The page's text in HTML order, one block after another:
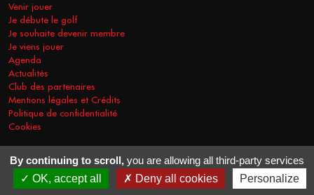
Venir jouer
Je débute le golf
Je souhaite devenir membre
Je viens jouer
Agenda
Actualités
Club des partenaires
Mentions légales et Crédits
Politique de confidentialité
Cookies
COPYRIGHT © 2026 - GOLF CLUB DE TOULOUSE. TOUS DROITS
RÉSERVÉS.
RÉALISATION VT-DESIGN 2021
By continuing to scroll, you are allowing all third-party services
OK, accept all
Deny all cookies Personalize